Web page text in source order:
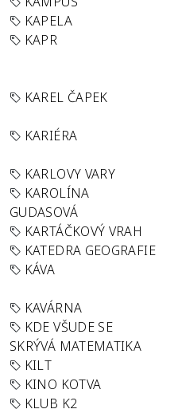
KAPELA
KAPR
KAREL ČAPEK
KARIÉRA
KARLOVY VARY
KAROLÍNA
GUDASOVÁ
KARTÁČKOVÝ VRAH
KATEDRA GEOGRAFIE
KÁVA
KAVÁRNA
KDE VŠUDE SE
SKRÝVÁ MATEMATIKA
KILT
KINO KOTVA
KLUB K2